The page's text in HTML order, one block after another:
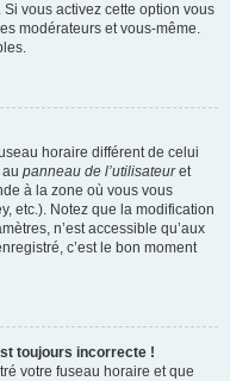
. Si vous activez cette option vous
modérateurs et vous-même.
horaire différent de celui
panneau de l’utilisateuret
à la zone où vous vous
etc.). Notez que la modification
n’est accessible qu’aux
c’est le bon moment
toujours incorrecte !
votre fuseau horaire et que